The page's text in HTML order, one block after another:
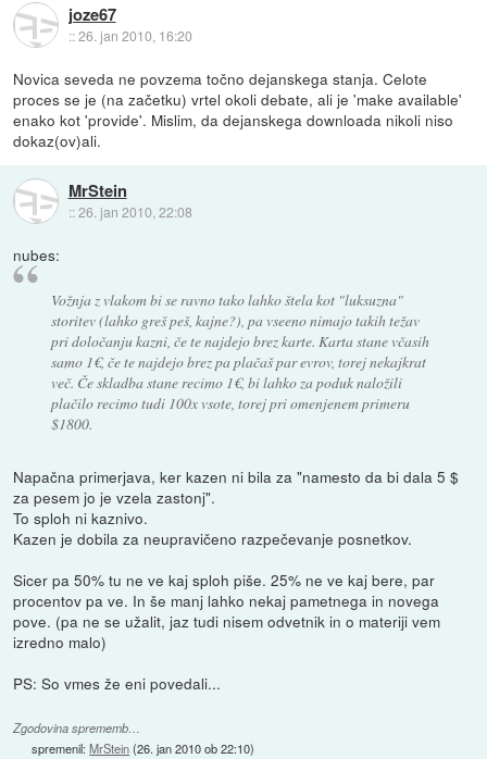
joze67
::26. jan 2010, 16:20
Novica seveda ne povzema točno dejanskega stanja. Celote
proces se je (na začetku) vrtel okoli debate, ali je 'make available'
enako kot 'provide'. Mislim, da dejanskega downloada nikoli niso
dokaz(ov)ali.
MrStein
::26. jan 2010, 22:08
nubes:
Vožnja z vlakom bi se ravno tako lahko štela kot "luksuzna"
storitev (lahko greš peš, kajne?), pa vseeno nimajo takih težav
pri določanju kazni, če te najdejo brez karte. Karta stane včasih
samo 1€, če te najdejo brez pa plačaš par evrov, torej nekajkrat
več. Če skladba stane recimo 1€, bi lahko za poduk naložili
plačilo recimo tudi 100x vsote, torej pri omenjenem primeru
$1800.
Napačna primerjava, ker kazen ni bila za "namesto da bi dala 5 $
za pesem jo je vzela zastonj".
To sploh ni kaznivo.
Kazen je dobila za neupravičeno razpečevanje posnetkov.
Sicer pa 50% tu ne ve kaj sploh piše. 25% ne ve kaj bere, par
procentov pa ve. In še manj lahko nekaj pametnega in novega
pove. (pa ne se užalit, jaz tudi nisem odvetnik in o materiji vem
izredno malo)
PS: So vmes že eni povedali...
Zgodovina sprememb…
spremenil:MrStein(26. jan 2010 ob 22:10)